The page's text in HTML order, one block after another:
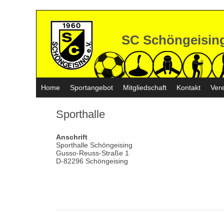
SC
Home Sportangebot Mitgliedschaft Kontakt
Sporthalle
Anschrift
Sporthalle Schöngeising
Gusso-Reuss-Straße 1
D-82296 Schöngeising